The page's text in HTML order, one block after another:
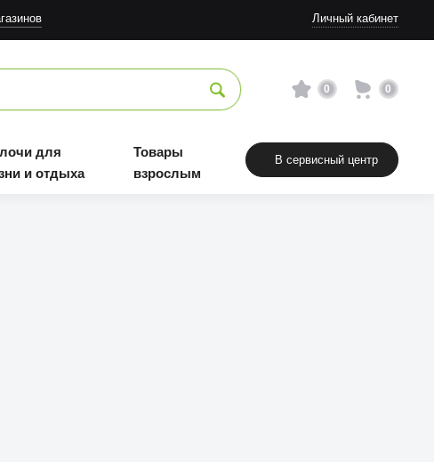
Личный кабинет
0 0
для
и отдыха
Товары
взрослым
В сервисный центр